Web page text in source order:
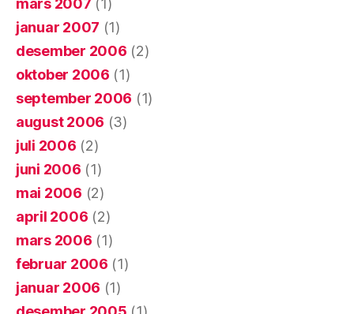
mars 2007 (1)
januar 2007 (1)
desember 2006 (2)
oktober 2006 (1)
september 2006 (1)
august 2006 (3)
juli 2006 (2)
juni 2006 (1)
mai 2006 (2)
april 2006 (2)
mars 2006 (1)
februar 2006 (1)
januar 2006 (1)